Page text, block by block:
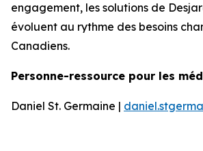
engagement, les solutions de
évoluent au rythme des besoins
Canadiens.
Personne-ressource pour les
Daniel St. Germaine |